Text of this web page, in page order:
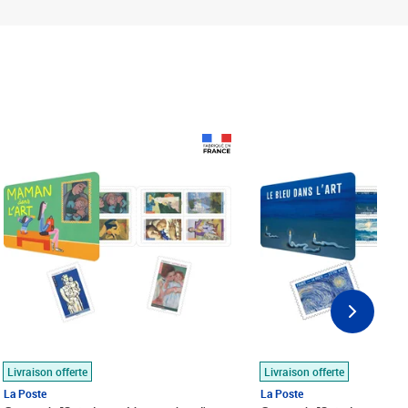
Livraison offerte
La Poste
Livraison offerte
La Poste